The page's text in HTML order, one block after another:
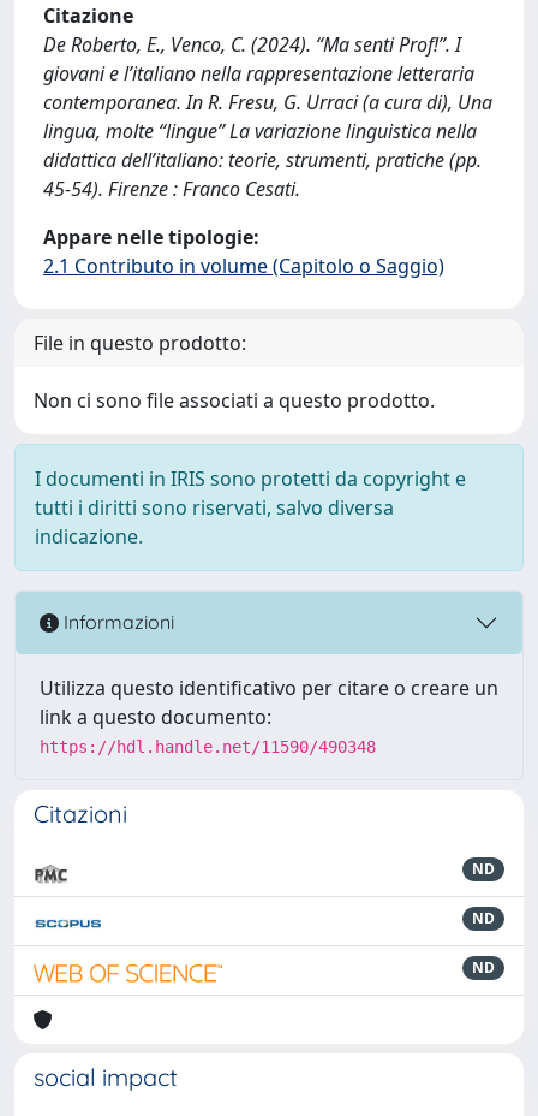
Citazione
De Roberto, E., Venco, C. (2024). “Ma senti Prof!”. I
giovani e l’italiano nella rappresentazione letteraria
contemporanea. In R. Fresu, G. Urraci (a cura di), Una
lingua, molte “lingue” La variazione linguistica nella
didattica dell’italiano: teorie, strumenti, pratiche (pp.
45-54). Firenze : Franco Cesati.
Appare nelle tipologie:
2.1 Contributo in volume (Capitolo o Saggio)
File in questo prodotto:
Non ci sono file associati a questo prodotto.
I documenti in IRIS sono protetti da copyright e
tutti i diritti sono riservati, salvo diversa
indicazione.
Informazioni
Utilizza questo identificativo per citare o creare un
link a questo documento:
https://hdl.handle.net/11590/490348
Citazioni
ND
ND
ND
social impact